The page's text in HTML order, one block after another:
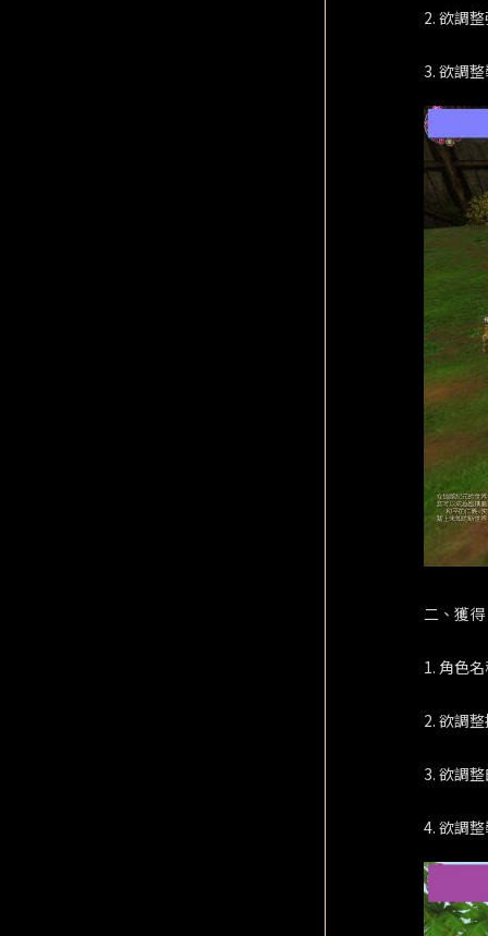
2. 欲調
3. 欲調
二、獲
1. 角色
2. 欲調
3. 欲調
4. 欲調